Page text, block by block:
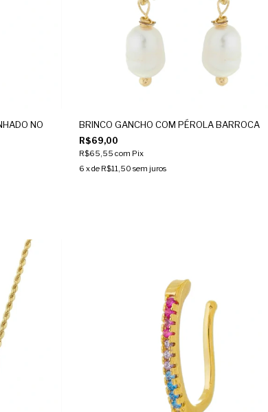
NO
BRINCO GANCHO COM PÉROLA BARROCA
R$69,00
R$65,55 com Pix
6 x de R$11,50 sem juros